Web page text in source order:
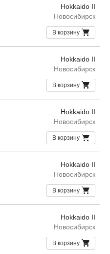
Hokkaido II
Новосибирск
В корзину
Hokkaido II
Новосибирск
В корзину
Hokkaido II
Новосибирск
В корзину
Hokkaido II
Новосибирск
В корзину
Hokkaido II
Новосибирск
В корзину